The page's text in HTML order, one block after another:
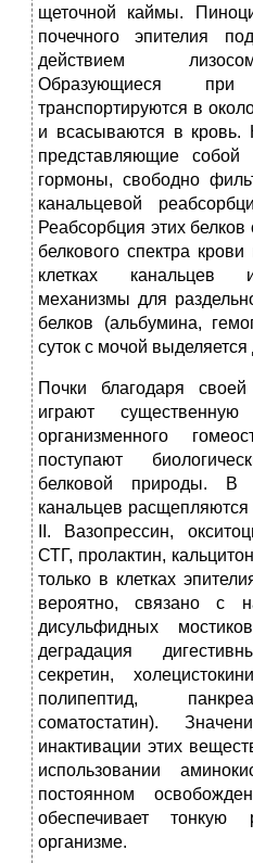
щеточной каймы.
почечного эпителия
действием
Образующиеся
транспортируются в
и всасываются в кровь.
представляющие
гормоны, свободно
канальцевой
Реабсорбция этих
белкового спектра
клетках канальцев
механизмы для
белков (альбумина,
суток с мочой выделяется
Почки благодаря
играют
организменного
поступают
белковой природы. В
канальцев расщепляются
II. Вазопрессин,
СТГ, пролактин,
только в клетках
вероятно, связано с
дисульфидных
деградация
секретин,
полипептид,
соматостатин).
инактивации этих
использовании
постоянном
обеспечивает тонкую
организме.